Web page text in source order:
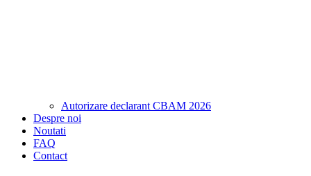
Autorizare declarant CBAM 2026
Despre noi
Noutati
FAQ
Contact